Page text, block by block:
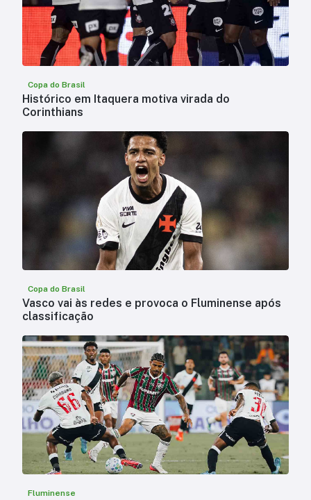
Copa do Brasil
Histórico em Itaquera motiva virada do
Corinthians
Copa do Brasil
Vasco vai às redes e provoca o Fluminense após
classificação
Fluminense